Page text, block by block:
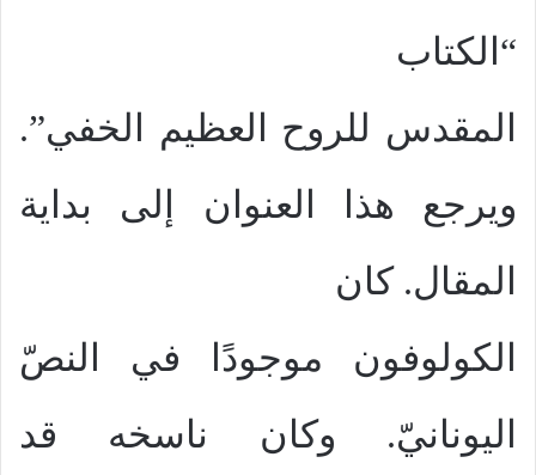
“الكتاب
المقدس للروح العظيم الخفي”.
ويرجع هذا العنوان إلى بداية
المقال. كان
الكولوفون موجودًا في النصّ
اليونانيّ. وكان ناسخه قد